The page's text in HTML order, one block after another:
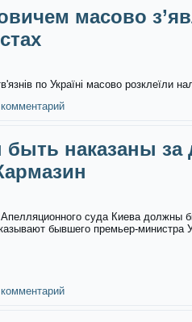
масово
по Україні масово розклеїли
наказаны за
суда Киева должны
бывшего премьер-